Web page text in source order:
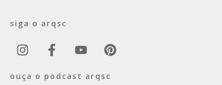
siga o arqsc
ouça o podcast arqsc